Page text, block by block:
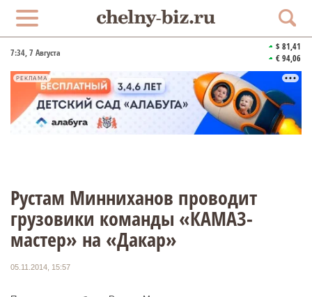
7:34, 7 Августа
$ 81,41
€ 94,06
РЕКЛАМА
Рустам Минниханов проводит
грузовики команды «КАМАЗ-
мастер» на «Дакар»
05.11.2014, 15:57